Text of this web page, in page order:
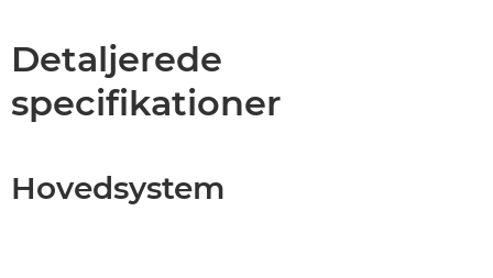
Detaljerede
specifikationer
Hovedsystem